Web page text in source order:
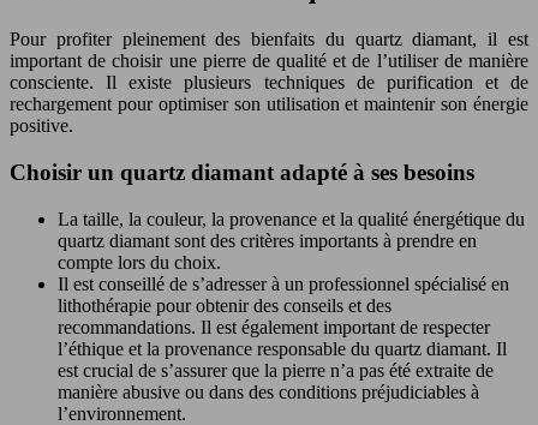
Pour profiter pleinement des bienfaits du quartz diamant, il est
important de choisir une pierre de qualité et de l’utiliser de manière
consciente. Il existe plusieurs techniques de purification et de
rechargement pour optimiser son utilisation et maintenir son énergie
positive.
Choisir un quartz diamant adapté à ses besoins
La taille, la couleur, la provenance et la qualité énergétique du
quartz diamant sont des critères importants à prendre en
compte lors du choix.
Il est conseillé de s’adresser à un professionnel spécialisé en
lithothérapie pour obtenir des conseils et des
recommandations. Il est également important de respecter
l’éthique et la provenance responsable du quartz diamant. Il
est crucial de s’assurer que la pierre n’a pas été extraite de
manière abusive ou dans des conditions préjudiciables à
l’environnement.